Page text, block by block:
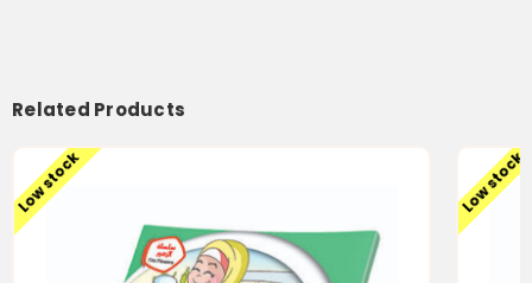
Related Products
Low stock Low stock